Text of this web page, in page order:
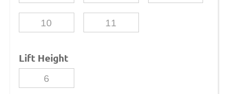
10 11
Lift Height
6